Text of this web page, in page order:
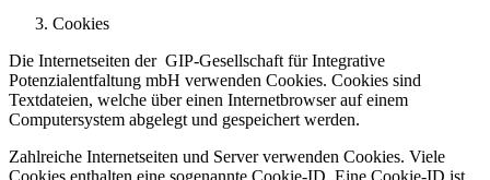
Cookies
Die Internetseiten der GIP-Gesellschaft für Integrative
Potenzialentfaltung mbH verwenden Cookies. Cookies sind
Textdateien, welche über einen Internetbrowser auf einem
Computersystem abgelegt und gespeichert werden.
Zahlreiche Internetseiten und Server verwenden Cookies. Viele
Cookies enthalten eine sogenannte Cookie-ID. Eine Cookie-ID ist